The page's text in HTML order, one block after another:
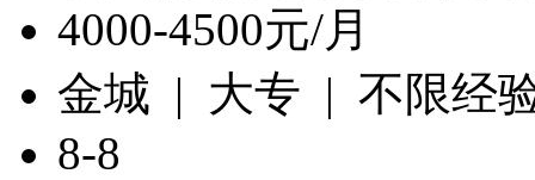
4000-4500元/月
金城 | 大专 | 不限经
8-8